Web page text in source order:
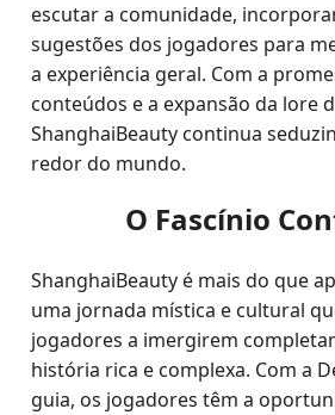
escutar a comunidade,
sugestões dos jogadores para
a experiência geral. Com a
conteúdos e a expansão da lore
ShanghaiBeauty continua
redor do mundo.
O Fascínio
ShanghaiBeauty é mais do que
uma jornada mística e cultural
jogadores a imergirem
história rica e complexa. Com a
guia, os jogadores têm a